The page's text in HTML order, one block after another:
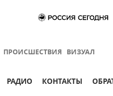
ПРОИСШЕСТВИЯ ВИЗУАЛ
РАДИО КОНТАКТЫ